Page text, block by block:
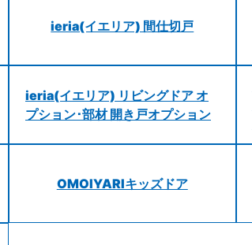
ieria(イエリア) 間仕切戸
ieria(イエリア) リビングドア オ
プション･部材 開き戸オプション
OMOIYARIキッズドア